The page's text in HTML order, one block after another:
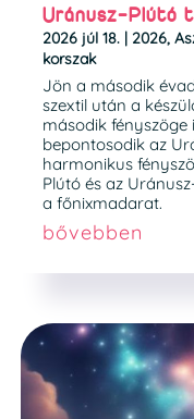
Uránusz-Plútó
2026 júl 18. | 2026,
korszak
Jön a második
szextil után a
második fényszöge
bepontosodik az
harmonikus
Plútó és az
a főnixmadarat.
bővebben